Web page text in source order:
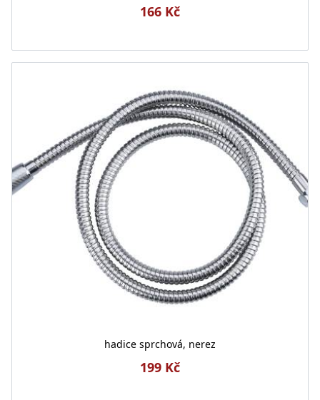
166 Kč
hadice sprchová, nerez
199 Kč